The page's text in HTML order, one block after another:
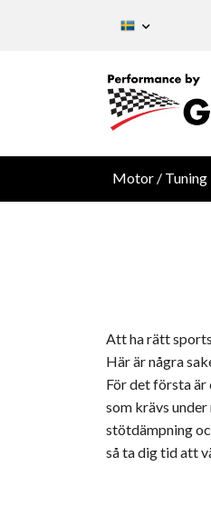
Motor / Tuning
Att ha rätt
Här är några
För det första
som krävs
stötdämpning
så ta dig tid att